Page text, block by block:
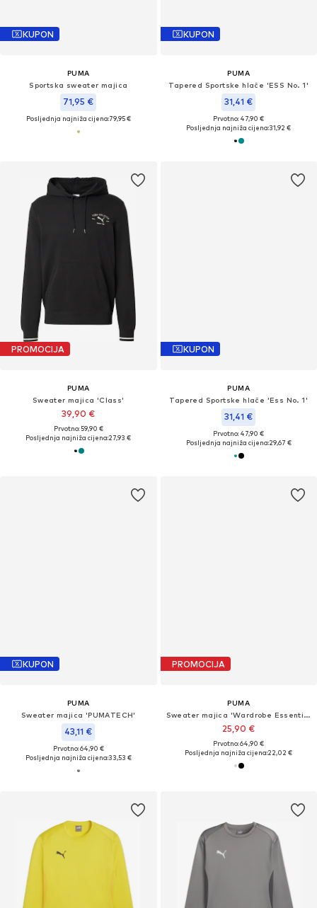
KUPON
PUMA
Sportska sweater majica
71,95 €
Posljednja najniža cijena:79,95 €
KUPON
PUMA
Tapered Sportske hlače 'ESS No. 1'
31,41 €
Prvotno: 47,90 €
Posljednja najniža cijena:31,92 €
PROMOCIJA
PUMA
Sweater majica 'Class'
39,90 €
Prvotno: 59,90 €
Posljednja najniža cijena:27,93 €
KUPON
PUMA
Tapered Sportske hlače 'Ess No. 1'
31,41 €
Prvotno: 47,90 €
Posljednja najniža cijena:29,67 €
KUPON
PUMA
Sweater majica 'PUMATECH'
43,11 €
Prvotno: 64,90 €
Posljednja najniža cijena:33,53 €
PROMOCIJA
PUMA
Sweater majica 'Wardrobe Essentials'
25,90 €
Prvotno: 64,90 €
Posljednja najniža cijena:22,02 €